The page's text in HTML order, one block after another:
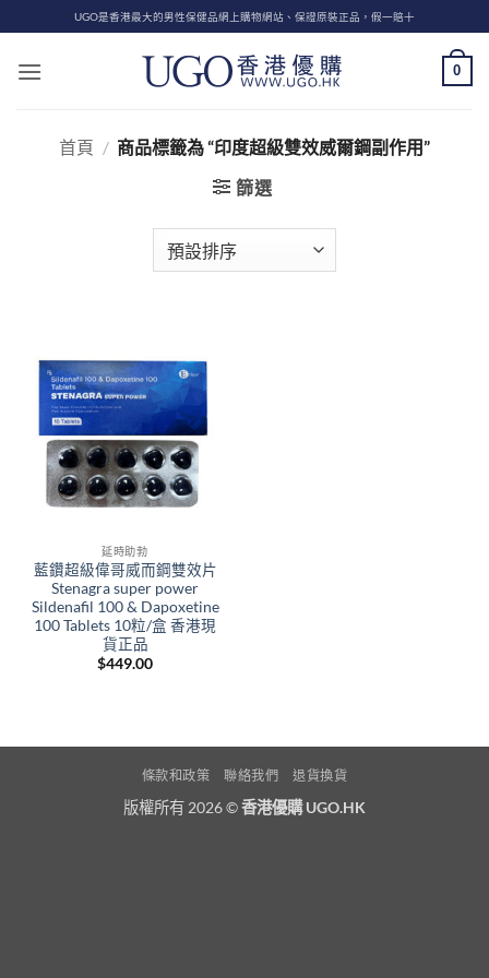
to
content
UGO是香港最大的男性保健品網上購物網站、保證原裝正品，假一賠十
0
首頁 / 商品標籤為 “印度超級雙效威爾鋼副作用”
篩選
延時助勃
藍鑽超級偉哥威而鋼雙效片
Stenagra super power
Sildenafil 100 & Dapoxetine
100 Tablets 10粒/盒 香港現
貨正品
$449.00
條款和政策 聯絡我們 退貨換貨
版權所有 2026 ©香港優購 UGO.HK